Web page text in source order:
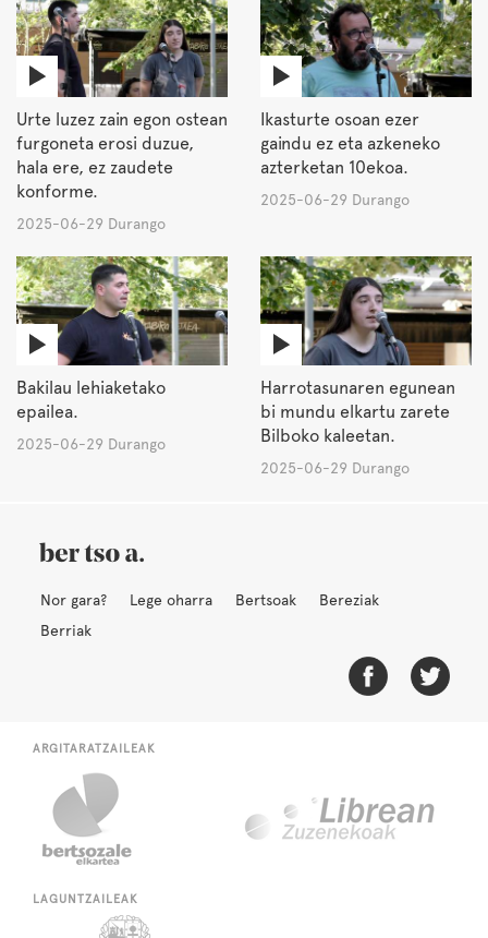
Urte luzez zain egon ostean
furgoneta erosi duzue,
hala ere, ez zaudete
konforme.
2025-06-29 Durango
Ikasturte osoan ezer
gaindu ez eta azkeneko
azterketan 10ekoa.
2025-06-29 Durango
Bakilau lehiaketako
epailea.
2025-06-29 Durango
Harrotasunaren egunean
bi mundu elkartu zarete
Bilboko kaleetan.
2025-06-29 Durango
Nor gara? Lege oharra Bertsoak
Bereziak
Berriak
ARGITARATZAILEAK
LAGUNTZAILEAK